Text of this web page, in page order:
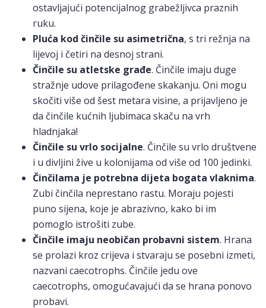
ostavljajući potencijalnog grabežljivca praznih
ruku.
Pluća kod činčile su asimetrična, s tri režnja na
lijevoj i četiri na desnoj strani.
Činčile su atletske građe. Činčile imaju duge
stražnje udove prilagođene skakanju. Oni mogu
skočiti više od šest metara visine, a prijavljeno je
da činčile kućnih ljubimaca skaču na vrh
hladnjaka!
Činčile su vrlo socijalne. Činčile su vrlo društvene
i u divljini žive u kolonijama od više od 100 jedinki.
Činčilama je potrebna dijeta bogata vlaknima.
Zubi činčila neprestano rastu. Moraju pojesti
puno sijena, koje je abrazivno, kako bi im
pomoglo istrošiti zube.
Činčile imaju neobičan probavni sistem. Hrana
se prolazi kroz crijeva i stvaraju se posebni izmeti,
nazvani caecotrophs. Činčile jedu ove
caecotrophs, omogućavajući da se hrana ponovo
probavi.